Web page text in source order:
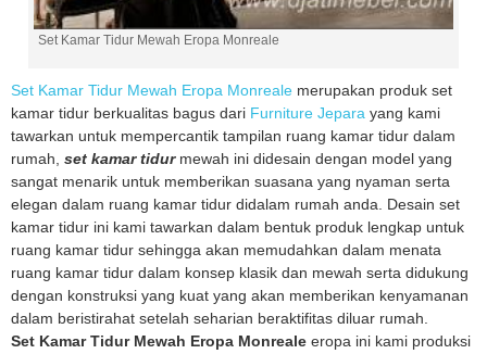
Set Kamar Tidur Mewah Eropa Monreale
Set Kamar Tidur Mewah Eropa Monreale merupakan produk set
kamar tidur berkualitas bagus dari Furniture Jepara yang kami
tawarkan untuk mempercantik tampilan ruang kamar tidur dalam
rumah, set kamar tidur mewah ini didesain dengan model yang
sangat menarik untuk memberikan suasana yang nyaman serta
elegan dalam ruang kamar tidur didalam rumah anda. Desain set
kamar tidur ini kami tawarkan dalam bentuk produk lengkap untuk
ruang kamar tidur sehingga akan memudahkan dalam menata
ruang kamar tidur dalam konsep klasik dan mewah serta didukung
dengan konstruksi yang kuat yang akan memberikan kenyamanan
dalam beristirahat setelah seharian beraktifitas diluar rumah.
Set Kamar Tidur Mewah Eropa Monreale eropa ini kami produksi